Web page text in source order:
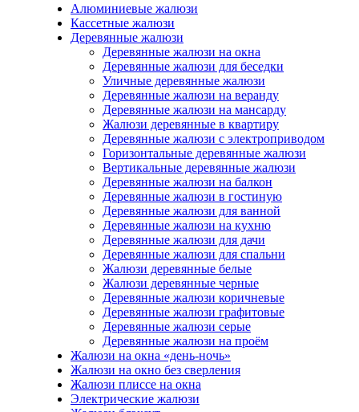
Алюминиевые жалюзи
Кассетные жалюзи
Деревянные жалюзи
Деревянные жалюзи на окна
Деревянные жалюзи для беседки
Уличные деревянные жалюзи
Деревянные жалюзи на веранду
Деревянные жалюзи на мансарду
Жалюзи деревянные в квартиру
Деревянные жалюзи с электроприводом
Горизонтальные деревянные жалюзи
Вертикальные деревянные жалюзи
Деревянные жалюзи на балкон
Деревянные жалюзи в гостиную
Деревянные жалюзи для ванной
Деревянные жалюзи на кухню
Деревянные жалюзи для дачи
Деревянные жалюзи для спальни
Жалюзи деревянные белые
Жалюзи деревянные черные
Деревянные жалюзи коричневые
Деревянные жалюзи графитовые
Деревянные жалюзи серые
Деревянные жалюзи на проём
Жалюзи на окна «день-ночь»
Жалюзи на окно без сверления
Жалюзи плиссе на окна
Электрические жалюзи